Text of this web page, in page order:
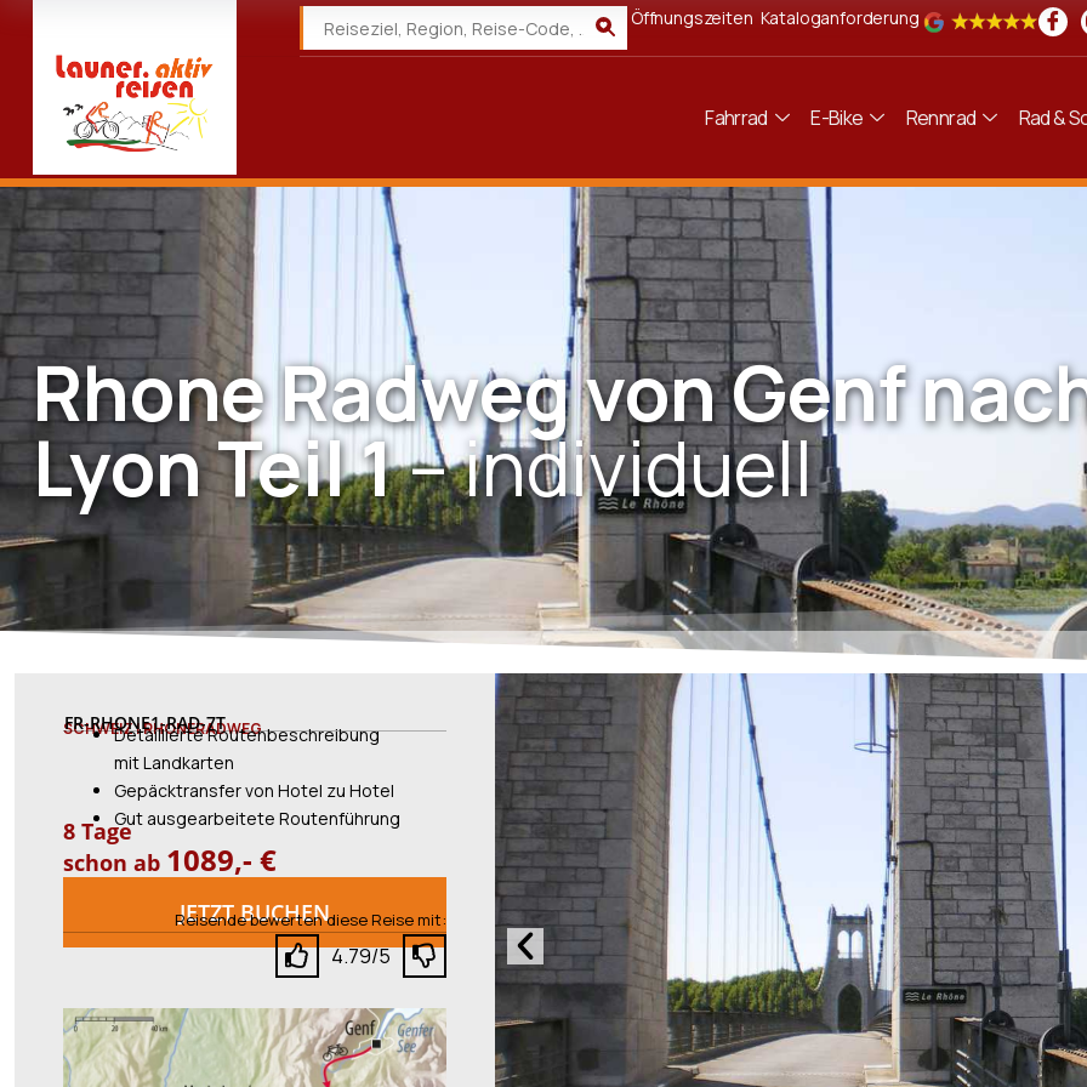
Öffnungszeiten Kataloganforderung
Fahrrad E-Bike Rennrad Rad &
Rhone Radweg von Genf
Lyon Teil 1– individuell
SCHWEIZ | RHONERADWEG
FR-RHONE1-RAD-7T
Detaillierte Routenbeschreibung
mit Landkarten
Gepäcktransfer von Hotel zu Hotel
Gut ausgearbeitete Routenführung
8 Tage
schon ab 1089,- €
JETZT BUCHEN
Reisende bewerten diese Reise mit:
4.79/5 Voriger